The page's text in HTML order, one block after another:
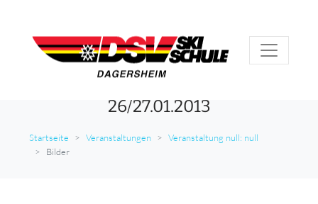
26/27.01.2013
Startseite Veranstaltungen
Veranstaltung null: null
Bilder